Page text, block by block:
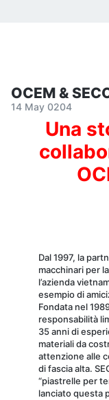
OCEM &
14 May 0204
Una
Dal 1997, la
macchinari per
l’azienda
esempio di
Fondata nel
responsabilità
35 anni di
materiali da
attenzione alle
di fascia alta.
“piastrelle per
lanciato questa